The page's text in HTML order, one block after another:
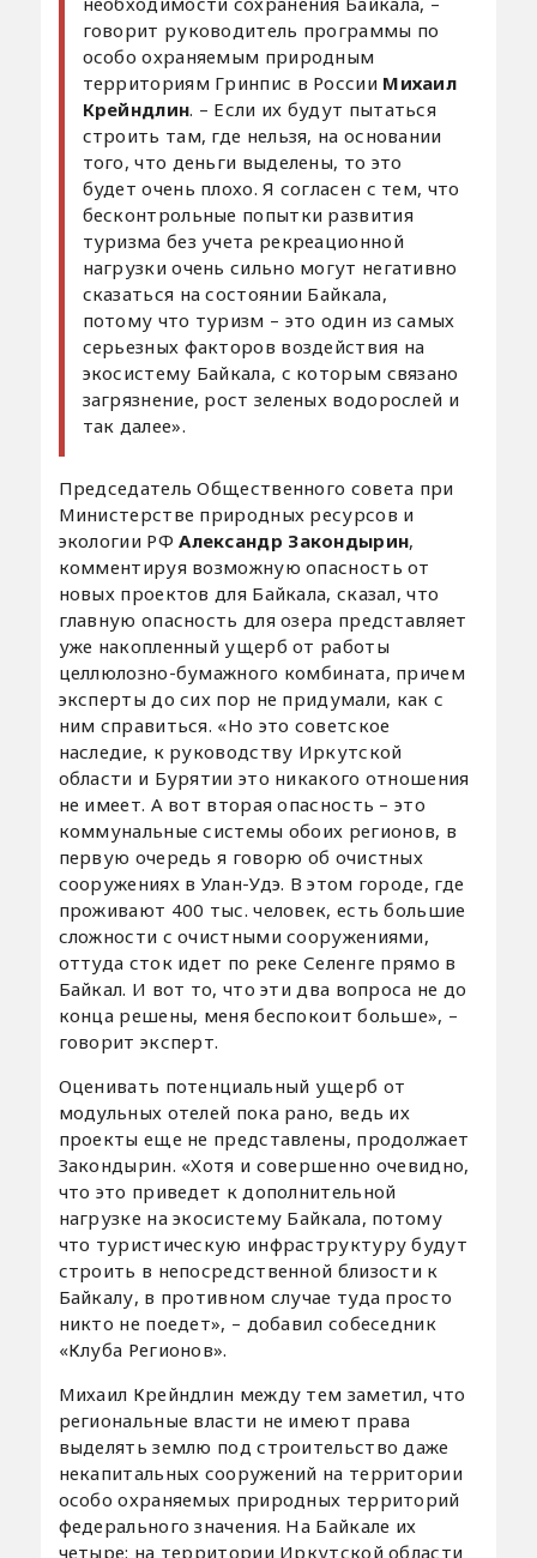
говорит руководитель программы по
особо охраняемым природным
территориям Гринпис в России Михаил
Крейндлин. – Если их будут пытаться
строить там, где нельзя, на основании
того, что деньги выделены, то это
будет очень плохо. Я согласен с тем, что
бесконтрольные попытки развития
туризма без учета рекреационной
нагрузки очень сильно могут негативно
сказаться на состоянии Байкала,
потому что туризм – это один из самых
серьезных факторов воздействия на
экосистему Байкала, с которым связано
загрязнение, рост зеленых водорослей и
так далее».
Председатель Общественного совета при
Министерстве природных ресурсов и
экологии РФАлександр Закондырин,
комментируя возможную опасность от
новых проектов для Байкала, сказал, что
главную опасность для озера представляет
уже накопленный ущерб от работы
целлюлозно-бумажного комбината, причем
эксперты до сих пор не придумали, как с
ним справиться. «Но это советское
наследие, к руководству Иркутской
области и Бурятии это никакого отношения
не имеет. А вот вторая опасность – это
коммунальные системы обоих регионов, в
первую очередь я говорю об очистных
сооружениях в Улан-Удэ. В этом городе, где
проживают 400 тыс. человек, есть большие
сложности с очистными сооружениями,
оттуда сток идет по реке Селенге прямо в
Байкал. И вот то, что эти два вопроса не до
конца решены, меня беспокоит больше», –
говорит эксперт.
Оценивать потенциальный ущерб от
модульных отелей пока рано, ведь их
проекты еще не представлены, продолжает
Закондырин. «Хотя и совершенно очевидно,
что это приведет к дополнительной
нагрузке на экосистему Байкала, потому
что туристическую инфраструктуру будут
строить в непосредственной близости к
Байкалу, в противном случае туда просто
никто не поедет», – добавил собеседник
«Клуба Регионов».
Михаил Крейндлин между тем заметил, что
региональные власти не имеют права
выделять землю под строительство даже
некапитальных сооружений на территории
особо охраняемых природных территорий
федерального значения. На Байкале их
четыре: на территории Иркутской области